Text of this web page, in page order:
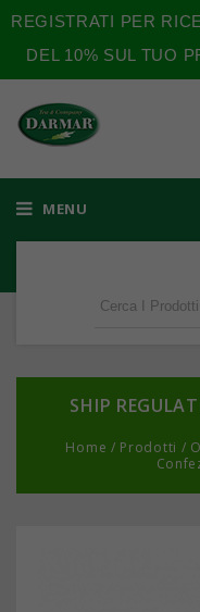
REGISTRATI PER
DEL 10% SUL TUO
MENU
SHIP
Home / Prodotti /